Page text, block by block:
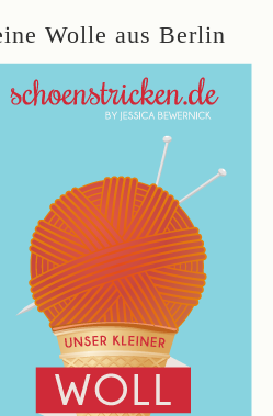
Wolle aus Berlin